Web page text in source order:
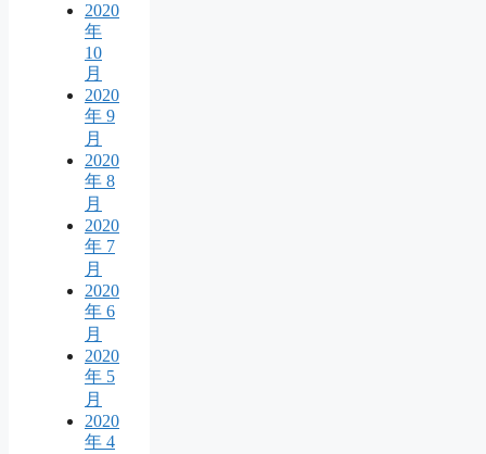
2020
年
10
月
2020
年 9
月
2020
年 8
月
2020
年 7
月
2020
年 6
月
2020
年 5
月
2020
年 4